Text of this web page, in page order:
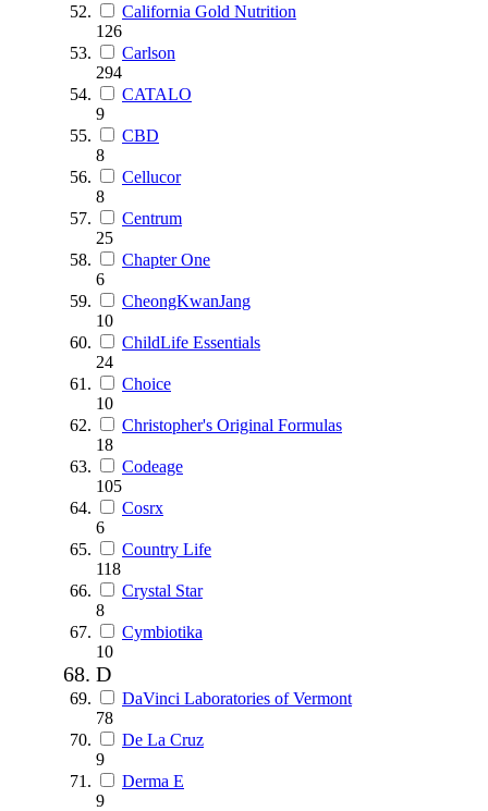
California Gold Nutrition
126
Carlson
294
CATALO
9
CBD
8
Cellucor
8
Centrum
25
Chapter One
6
CheongKwanJang
10
ChildLife Essentials
24
Choice
10
Christopher's Original Formulas
18
Codeage
105
Cosrx
6
Country Life
118
Crystal Star
8
Cymbiotika
10
D
DaVinci Laboratories of Vermont
78
De La Cruz
9
Derma E
9